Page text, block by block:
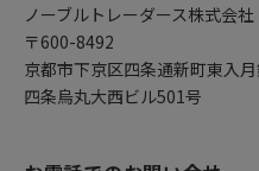
ノーブルトレーダース株式会社
〒600-8492
京都市下京区四条通新町東入
四条烏丸大西ビル501号